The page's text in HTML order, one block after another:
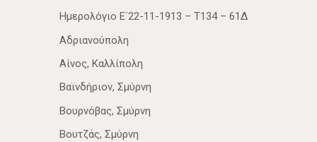
Ημερολόγιο Ε΄22-11-1913 – Τ134 – 61Δ
Αδριανούπολη
Αίνος, Καλλίπολη
Βαϊνδήριον, Σμύρνη
Βουρνόβας, Σμύρνη
Βουτζάς, Σμύρνη